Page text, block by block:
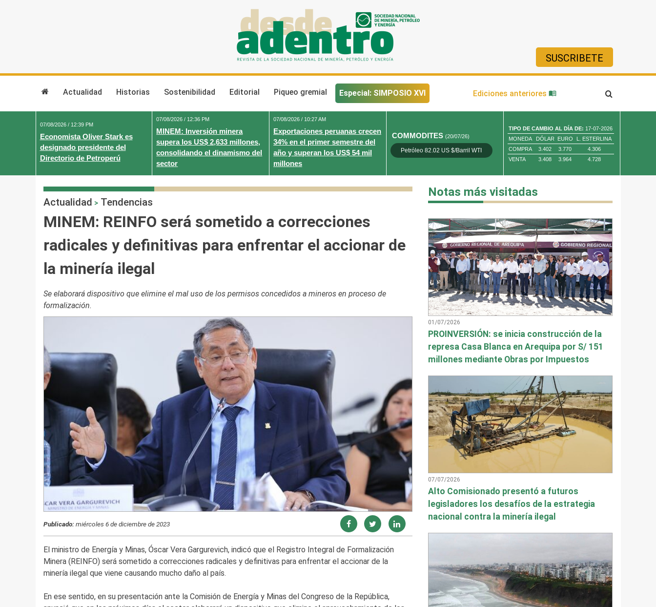
SUSCRIBETE
Actualidad Historias Sostenibilidad Editorial Piqueo gremial Especial: SIMPOSIO XVI Ediciones anteriores
07/08/2026 / 12:39 PM
Economista Oliver Stark es
designado presidente del
Directorio de Petroperú
07/08/2026 / 12:36 PM
MINEM: Inversión minera
supera los US$ 2,633 millones,
consolidando el dinamismo del
sector
07/08/2026 / 10:27 AM
Exportaciones peruanas crecen
34% en el primer semestre del
año y superan los US$ 54 mil
millones
COMMODITES(20/07/26)
Petróleo 82.02 US $/Barril WTI Oro 4,010.80 US $/ Oz. Tr.
TIPO DE CAMBIO AL DÍA DE: 17-07-2026
MONEDA
DÓLAR EURO
L. ESTERLINA
COMPRA
3.402 3.770
4.306
VENTA
3.408 3.964 4.728
Actualidad > Tendencias
MINEM: REINFO será sometido a correcciones
radicales y definitivas para enfrentar el accionar de
la minería ilegal
Se elaborará dispositivo que elimine el mal uso de los permisos concedidos a mineros en proceso de
formalización.
Publicado:miércoles 6 de diciembre de 2023
El ministro de Energía y Minas, Óscar Vera Gargurevich, indicó que el Registro Integral de Formalización
Minera (REINFO) será sometido a correcciones radicales y definitivas para enfrentar el accionar de la
minería ilegal que viene causando mucho daño al país.
En ese sentido, en su presentación ante la Comisión de Energía y Minas del Congreso de la República,
Notas más visitadas
01/07/2026
PROINVERSIÓN: se inicia construcción de la
represa Casa Blanca en Arequipa por S/ 151
millones mediante Obras por Impuestos
07/07/2026
Alto Comisionado presentó a futuros
legisladores los desafíos de la estrategia
nacional contra la minería ilegal